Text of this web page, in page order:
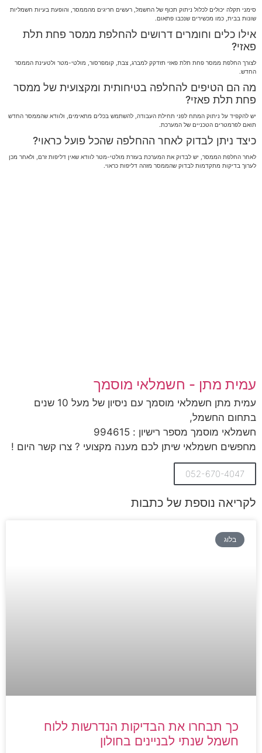
סימני תקלה יכולים לכלול ניתוק תכוף של החשמל, רעשים חריגים מהממסר, והופעת בעיות חשמליות
שונות בבית, כמו מכשירים שנכבו פתאום.
אילו כלים וחומרים דרושים להחלפת ממסר פחת תלת
פאזי?
לצורך החלפת ממסר פחת תלת פאזי תזדקק למברג, צבת, קומפרסור, מולטי-מטר ולטעינת הממסר
החדש.
מה הם הטיפים להחלפה בטיחותית ומקצועית של ממסר
פחת תלת פאזי?
יש להקפיד על ניתוק המתח לפני תחילת העבודה, להשתמש בכלים מתאימים, ולוודא שהממסר החדש
תואם לפרמטרים הטכניים של המערכת.
כיצד ניתן לבדוק לאחר ההחלפה שהכל פועל כראוי?
לאחר החלפת הממסר, יש לבדוק את המערכת בעזרת מולטי-מטר לוודא שאין דליפות זרם, ולאחר מכן
לערוך בדיקות מתקדמות לבדוק שהממסר מזהה דליפות כראוי.
עמית מתן - חשמלאי מוסמך
עמית מתן חשמלאי מוסמך עם ניסיון של מעל 10 שנים
בתחום החשמל,
חשמלאי מוסמך מספר רישיון : 994615
מחפשים חשמלאי שיתן לכם מענה מקצועי ? צרו קשר היום !
052-670-4047
לקריאה נוספת של כתבות
בלוג
כך תבחרו את הבדיקות הנדרשות ללוח
חשמל שנתי לבניינים בחולון